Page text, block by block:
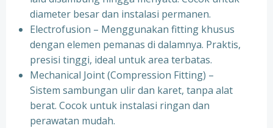
diameter besar dan instalasi permanen.
Electrofusion – Menggunakan fitting khusus
dengan elemen pemanas di dalamnya. Praktis,
presisi tinggi, ideal untuk area terbatas.
Mechanical Joint (Compression Fitting) –
Sistem sambungan ulir dan karet, tanpa alat
berat. Cocok untuk instalasi ringan dan
perawatan mudah.